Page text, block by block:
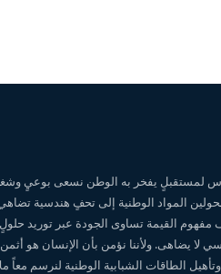
لمستقبلٍ يفخر به الوطن نسعى بوعيٍ
المواد الوطنية إلى تحفٍ هندسية
مفهوم القيمة تساوى الجودة عبر توريد
لا يضاهى. ولأننا نؤمن بأن الإنسان هو أثمن
الطاقات الشبابية الوطنية لنرسم معاً